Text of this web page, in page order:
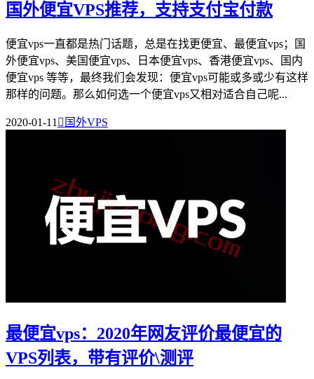
国外便宜VPS推荐，支持支付宝付款
便宜vps一直都是热门话题，总是在找更便宜、最便宜vps；国
外便宜vps、美国便宜vps、日本便宜vps、香港便宜vps、国内
便宜vps 等等，最终我们会发现：便宜vps可能或多或少有这样
那样的问题。那么如何选一个便宜vps又相对适合自己呢...
2020-01-11  国外VPS
最便宜vps：2020年网友评价最便宜的
VPS列表，带有评价\测评